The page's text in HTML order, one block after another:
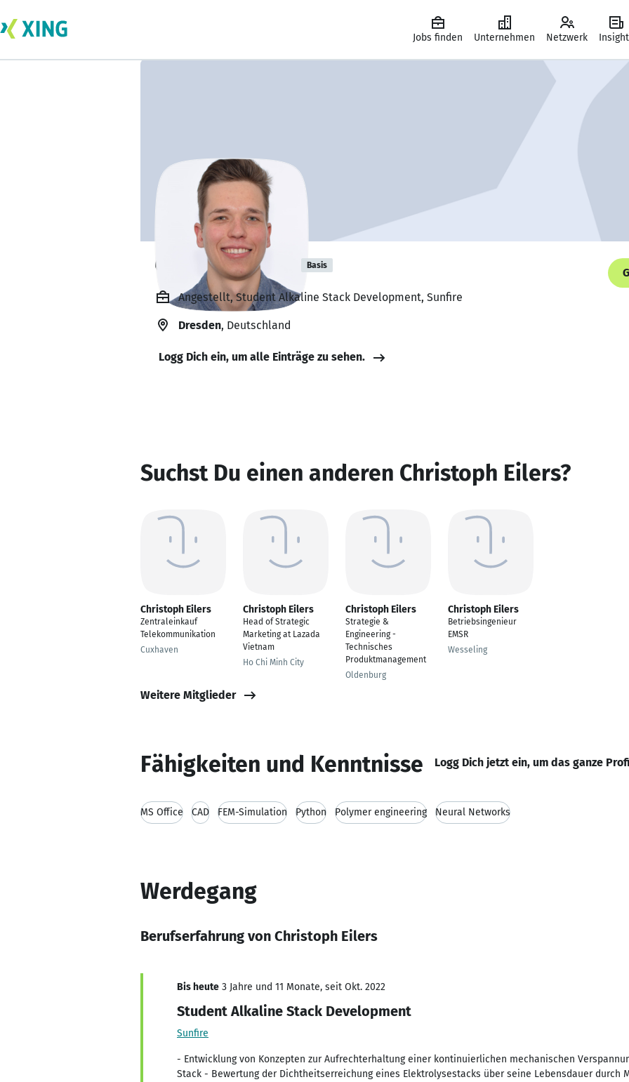
Jobs finden Unternehmen Netzwerk
Christoph Eilers Basis
Angestellt, Student Alkaline Stack Development, Sunfire
Dresden, Deutschland
Logg Dich ein, um alle Einträge zu sehen.
Suchst Du einen anderen Christoph Eilers?
Christoph Eilers
Zentraleinkauf
Telekommunikation
Cuxhaven
Christoph Eilers
Head of Strategic
Marketing at Lazada
Vietnam
Ho Chi Minh City
Christoph Eilers
Strategie &
Engineering -
Technisches
Produktmanagement
Oldenburg
Christoph Eilers
Betriebsingenieur
EMSR
Wesseling
Weitere Mitglieder
Fähigkeiten und Kenntnisse Logg Dich jetzt ein, um das ganze
MS Office CAD FEM-Simulation Python Polymer engineering Neural Networks
Werdegang
Berufserfahrung von Christoph Eilers
Bis heute 3 Jahre und 11 Monate, seit Okt. 2022
Student Alkaline Stack Development
Sunfire
- Entwicklung von Konzepten zur Aufrechterhaltung einer kontinuierlichen mechanischen
Stack - Bewertung der Dichtheitserreichung eines Elektrolysestacks über seine Lebensdauer durch